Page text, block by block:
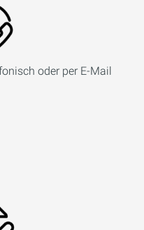
oder per E-Mail